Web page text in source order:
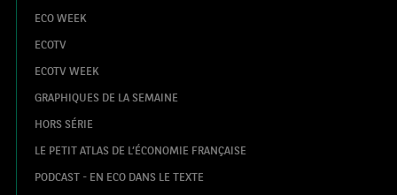
ECO WEEK
ECOTV
ECOTV WEEK
GRAPHIQUES DE LA SEMAINE
HORS SÉRIE
LE PETIT ATLAS DE L’ÉCONOMIE FRANÇAISE
PODCAST - EN ECO DANS LE TEXTE